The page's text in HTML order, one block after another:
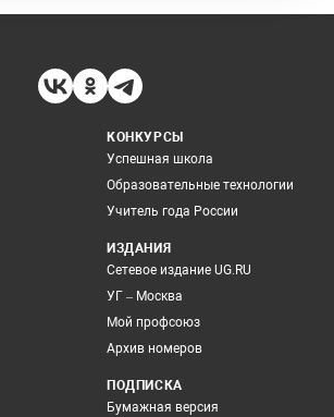
КОНКУРСЫ
Успешная школа
Образовательные технологии
Учитель года России
ИЗДАНИЯ
Сетевое издание UG.RU
УГ – Москва
Мой профсоюз
Архив номеров
ПОДПИСКА
Бумажная версия